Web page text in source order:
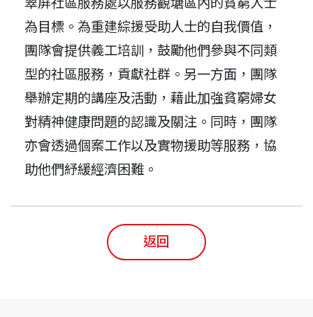
為目標。為重建綜援受助人士的自我價值，
團隊會提供義工培訓，鼓勵他們參與不同類
型的社區服務，貢獻社群。另一方面，團隊
舉辦定期的講座及活動，藉此加強貧窮婦女
對精神健康問題的認識及關注。同時，團隊
亦會透過個案工作以及實物援助等服務，協
助他們紓緩經濟困難。
返回